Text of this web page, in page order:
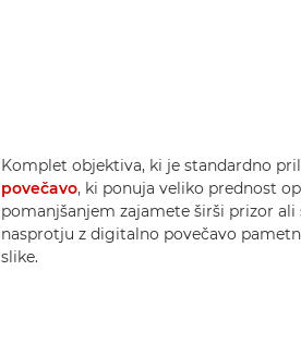
Komplet objektiva, ki je standardno
povečavo, ki ponuja veliko prednost
pomanjšanjem zajamete širši prizor
nasprotju z digitalno povečavo
slike.